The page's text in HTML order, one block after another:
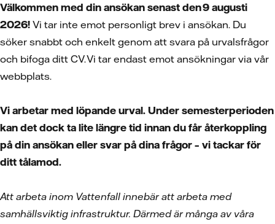
Välkommen med din ansökan senast den 9 augusti
2026! Vi tar inte emot personligt brev i ansökan. Du
söker snabbt och enkelt genom att svara på urvalsfrågor
och bifoga ditt CV. Vi tar endast emot ansökningar via vår
webbplats.
Vi arbetar med löpande urval. Under semesterperioden
kan det dock ta lite längre tid innan du får återkoppling
på din ansökan eller svar på dina frågor – vi tackar för
ditt tålamod.
Att arbeta inom Vattenfall innebär att arbeta med
samhällsviktig infrastruktur. Därmed är många av våra